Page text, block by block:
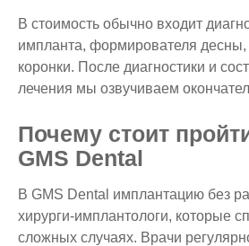
В стоимость обычно входит
импланта, формирователя десны,
коронки. После диагностики и
лечения мы озвучиваем
Почему стоит
GMS Dental
В GMS Dental имплантацию без
хирурги-имплантологи, которые
сложных случаях. Врачи